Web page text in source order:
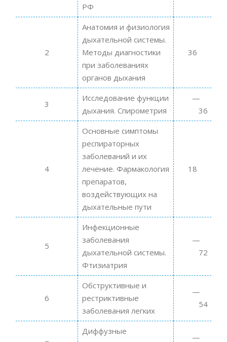
РФ
2
Анатомия и физиология
дыхательной системы.
Методы диагностики
при заболеваниях
органов дыхания
36
3
Исследование функции
дыхания. Спирометрия
36
4
Основные симптомы
респираторных
заболеваний и их
лечение. Фармакология
препаратов,
воздействующих на
дыхательные пути
18
5
Инфекционные
заболевания
дыхательной системы.
Фтизиатрия
72
6
Обструктивные и
рестриктивные
заболевания легких
54
Диффузные